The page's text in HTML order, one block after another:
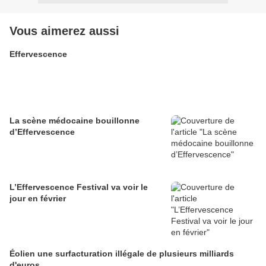
Vous aimerez aussi
Effervescence
La scène médocaine bouillonne
d’Effervescence
L’Effervescence Festival va voir le
jour en février
Éolien une surfacturation illégale de plusieurs milliards